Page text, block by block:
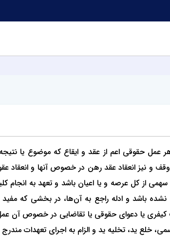
رسمی «سامانه ساماندهی اسناد غیررسمی» موضوع ماده 10 این قانون، هر عمل حقوقی اعم از
و نیز انعقاد عقد رهن در خصوص آنها و انعقاد
کل عرصه و یا اعیان باشد و تعهد به انجام
باشد و ادله راجع به آن‌ها، در بخشی که مفید
یا دعوای حقوقی یا تقاضایی در خصوص آن
خلع ید، تخلیه ید و الزام به اجرای تعهدات